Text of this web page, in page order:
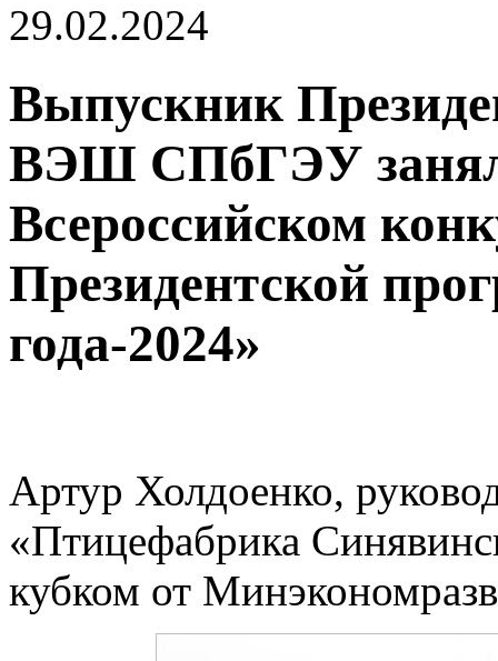
29.02.2024
Выпускник
ВЭШ СПбГЭУ
Всероссийском
Президентской
года-2024»
Артур Холдоенко,
«Птицефабрика
кубком от